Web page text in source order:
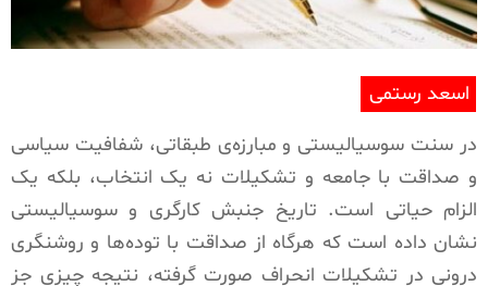
اسعد رستمی
در سنت سوسیالیستی و مبارزه‌ی طبقاتی، شفافیت سیاسی
و صداقت با جامعه و تشکیلات نه یک انتخاب، بلکه یک
الزام حیاتی است. تاریخ جنبش کارگری و سوسیالیستی
نشان داده است که هرگاه از صداقت با توده‌ها و روشنگری
درونی در تشکیلات انحراف صورت گرفته، نتیجه چیزی جز